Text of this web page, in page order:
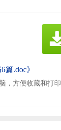
篇.doc》
，方便收藏和打印